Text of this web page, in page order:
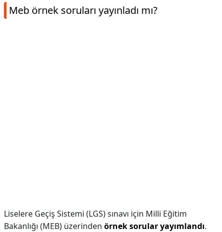
Meb örnek soruları yayınladı mı?
Liselere Geçiş Sistemi (LGS) sınavı için Milli Eğitim
Bakanlığı (MEB) üzerinden örnek sorular yayımlandı.